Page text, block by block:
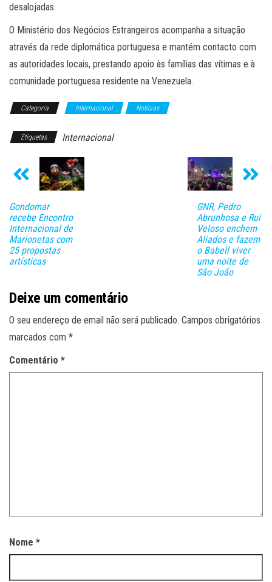
desalojadas.
O Ministério dos Negócios Estrangeiros acompanha a situação
através da rede diplomática portuguesa e mantém contacto com
as autoridades locais, prestando apoio às famílias das vítimas e à
comunidade portuguesa residente na Venezuela.
Categoria Internacional Notícias
Etiquetas Internacional
Gondomar
recebe Encontro
Internacional de
Marionetas com
25 propostas
artísticas
GNR, Pedro
Abrunhosa e Rui
Veloso enchem
Aliados e fazem
o Babell viver
uma noite de
São João
Deixe um comentário
O seu endereço de email não será publicado. Campos obrigatórios
marcados com *
Comentário *
Nome *